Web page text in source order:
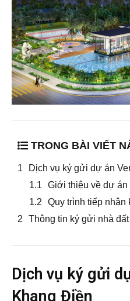
Trang chủ
Dự án
Mua bán
Cho thuê
Thị trường
Liên hệ
5/5(2 Reviews)
TRONG BÀI VIẾT
Dịch vụ ký gửi dự án
Giới thiệu về dự án
Quy trình tiếp nhận
Thông tin ký gửi nhà đất
Dịch vụ ký gửi
Khang Điền